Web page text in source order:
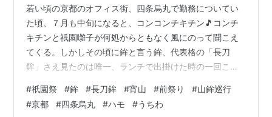
若い頃の京都のオフィス街、四条烏丸で勤務についてい
た頃、７月も中旬になると、コンコンチキチン🎵コンチ
キチンと祇園囃子が何処からともなく風にのって聞こえ
てくる。しかしその頃に鉾と言う鉾、代表格の「長刀
鉾」さえ見たのは唯一、ランチで出掛けた時の一回こっ
が、奈良に住んでいた頃に大仏さまを見たのは、幼稚園
の遠足時と仕事で正倉院の宝物の貸しネガを借りに行っ
#祇園祭 #鉾 #長刀鉾 #宵山 #前祭り #山鉾巡行
#京都 #四条烏丸 #ハモ #うちわ